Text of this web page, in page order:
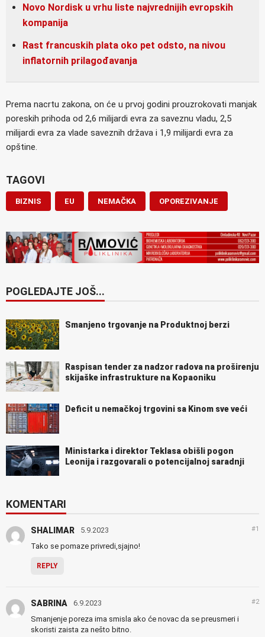
Novo Nordisk u vrhu liste najvrednijih evropskih
kompanija
Rast francuskih plata oko pet odsto, na nivou
inflatornih prilagođavanja
Prema nacrtu zakona, on će u prvoj godini prouzrokovati manjak
poreskih prihoda od 2,6 milijardi evra za saveznu vladu, 2,5
milijardi evra za vlade saveznih država i 1,9 milijardi evra za
opštine.
TAGOVI
BIZNIS EU NEMAČKA OPOREZIVANJE
POGLEDAJTE JOŠ...
Smanjeno trgovanje na Produktnoj berzi
Raspisan tender za nadzor radova na proširenju
skijaške infrastrukture na Kopaoniku
Deficit u nemačkoj trgovini sa Kinom sve veći
Ministarka i direktor Teklasa obišli pogon
Leonija i razgovarali o potencijalnoj saradnji
KOMENTARI
SHALIMAR 5.9.2023 #1
Tako se pomaze privredi,sjajno!
REPLY
SABRINA 6.9.2023 #2
Smanjenje poreza ima smisla ako će novac da se preusmeri i
skoristi zaista za nešto bitno.